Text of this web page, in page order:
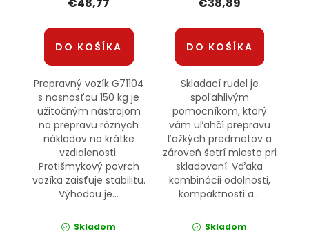
€48,77
DO KOŠÍKA
Prepravný vozík G71104
s nosnosťou 150 kg je
užitočným nástrojom
na prepravu rôznych
nákladov na krátke
vzdialenosti.
Protišmykový povrch
vozíka zaisťuje stabilitu.
Výhodou je...
Skladom
€38,89
DO KOŠÍKA
Skladací rudel je
spoľahlivým
pomocníkom, ktorý
vám uľahčí prepravu
ťažkých predmetov a
zároveň šetrí miesto pri
skladovaní. Vďaka
kombinácii odolnosti,
kompaktnosti a...
Skladom